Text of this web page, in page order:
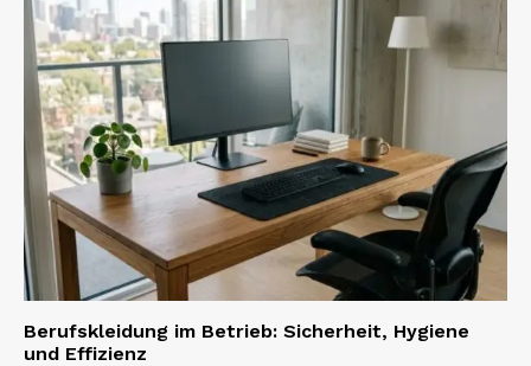
Berufskleidung im Betrieb: Sicherheit, Hygiene
und Effizienz